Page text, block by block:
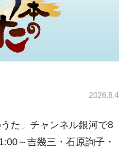
2026.8.4
た」チャンネル銀河で8
～吉幾三・石原詢子・